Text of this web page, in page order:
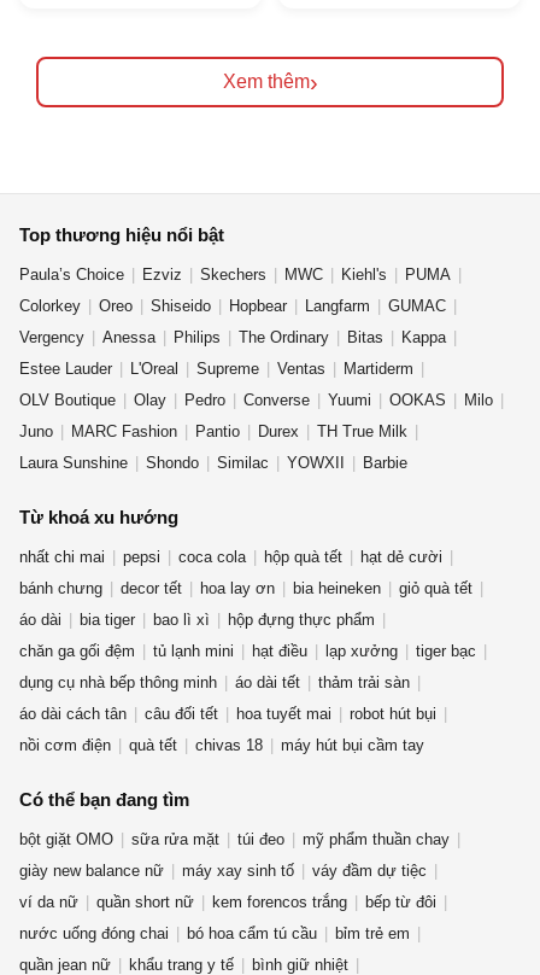
Xem thêm›
Top thương hiệu nổi bật
Paula’s Choice Ezviz Skechers MWC Kiehl's
PUMA
Colorkey
Oreo Shiseido Hopbear Langfarm
GUMAC
Vergency
Anessa Philips The Ordinary Bitas
Kappa
Estee Lauder
L'Oreal Supreme Ventas
Martiderm
OLV Boutique
Olay Pedro Converse Yuumi OOKAS
Milo
Juno
MARC Fashion Pantio Durex
TH True Milk
Laura Sunshine
Shondo Similac YOWXII Barbie
Từ khoá xu hướng
nhất chi mai pepsi coca cola hộp quà tết
hạt dẻ cười
bánh chưng
decor tết hoa lay ơn bia heineken
giỏ quà tết
áo dài
bia tiger bao lì xì
hộp đựng thực phẩm
chăn ga gối đệm
tủ lạnh mini hạt điều lạp xưởng
tiger bạc
dụng cụ nhà bếp thông minh
áo dài tết
thảm trải sàn
áo dài cách tân
câu đối tết hoa tuyết mai
robot hút bụi
nồi cơm điện
quà tết chivas 18 máy hút bụi cầm tay
Có thể bạn đang tìm
bột giặt OMO sữa rửa mặt túi đeo
mỹ phẩm thuần chay
giày new balance nữ
máy xay sinh tố
váy đầm dự tiệc
ví da nữ
quần short nữ kem forencos trắng
bếp từ đôi
nước uống đóng chai
bó hoa cẩm tú cầu
bỉm trẻ em
quần jean nữ
khẩu trang y tế bình giữ nhiệt